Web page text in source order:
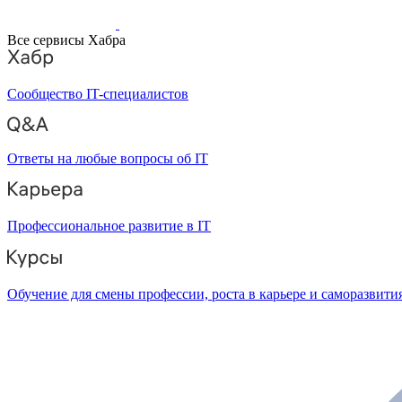
Все сервисы Хабра
Сообщество IT-специалистов
Ответы на любые вопросы об IT
Профессиональное развитие в IT
Обучение для смены профессии, роста в карьере и